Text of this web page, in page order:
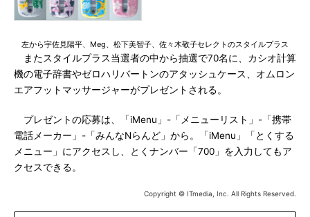
左から宇佐見陽平、Meg、松下美智子、佐々木敬子セレクトのスタイルプラス
またスタイルプラス当選者の中から抽選で70名に、カシオ計算
機の電子辞書やゼロハリバートンのアタッシュケース、オムロン
エアフットマッサージャーがプレゼントされる。
プレゼントの応募は、「iMenu」-「メニューリスト」-「携帯
電話メーカー」-「みんなNらんど」から。「iMenu」「とくする
メニュー」にアクセスし、とくナンバー「700」を入力してもア
クセスできる。
Copyright © ITmedia, Inc. All Rights Reserved.